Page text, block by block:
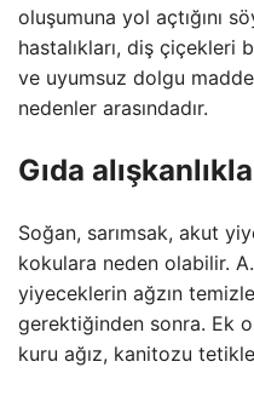
oluşumuna yol açtığını
hastalıkları, diş çiçekleri
ve uyumsuz dolgu
nedenler arasındadır.
Gıda
Soğan, sarımsak, akut
kokulara neden olabilir.
yiyeceklerin ağzın
gerektiğinden sonra. Ek
kuru ağız, kanitozu